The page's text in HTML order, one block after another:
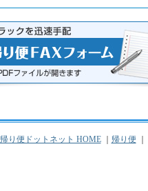
帰り便ドットネット HOME｜ 帰り便